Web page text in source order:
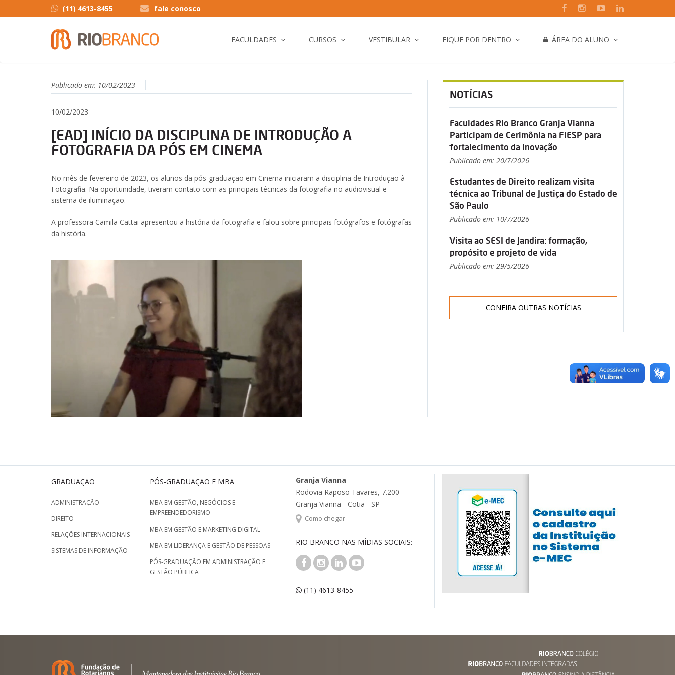
(11) 4613-8455 fale conosco
FACULDADES CURSOS VESTIBULAR FIQUE POR DENTRO ÁREA DO ALUNO
Publicado em: 10/02/2023
10/02/2023
[EAD] INÍCIO DA DISCIPLINA DE INTRODUÇÃO A
FOTOGRAFIA DA PÓS EM CINEMA
No mês de fevereiro de 2023, os alunos da pós-graduação em Cinema iniciaram a disciplina de Introdução à
Fotografia. Na oportunidade, tiveram contato com as principais técnicas da fotografia no audiovisual e
sistema de iluminação.
A professora Camila Cattai apresentou a história da fotografia e falou sobre principais fotógrafos e fotógrafas
da história.
NOTÍCIAS
Faculdades Rio Branco Granja Vianna
Participam de Cerimônia na FIESP para
fortalecimento da inovação
Publicado em: 20/7/2026
Estudantes de Direito realizam visita
técnica ao Tribunal de Justiça do Estado de
São Paulo
Publicado em: 10/7/2026
Visita ao SESI de Jandira: formação,
propósito e projeto de vida
Publicado em: 29/5/2026
CONFIRA OUTRAS NOTÍCIAS
GRADUAÇÃO
ADMINISTRAÇÃO
DIREITO
RELAÇÕES INTERNACIONAIS
SISTEMAS DE INFORMAÇÃO
PÓS-GRADUAÇÃO E MBA
MBA EM GESTÃO, NEGÓCIOS E
EMPREENDEDORISMO
MBA EM GESTÃO E MARKETING DIGITAL
MBA EM LIDERANÇA E GESTÃO DE PESSOAS
PÓS-GRADUAÇÃO EM ADMINISTRAÇÃO E
GESTÃO PÚBLICA
Granja Vianna
Rodovia Raposo Tavares, 7.200
Granja Vianna - Cotia - SP
Como chegar
RIO BRANCO NAS MÍDIAS SOCIAIS:
(11) 4613-8455